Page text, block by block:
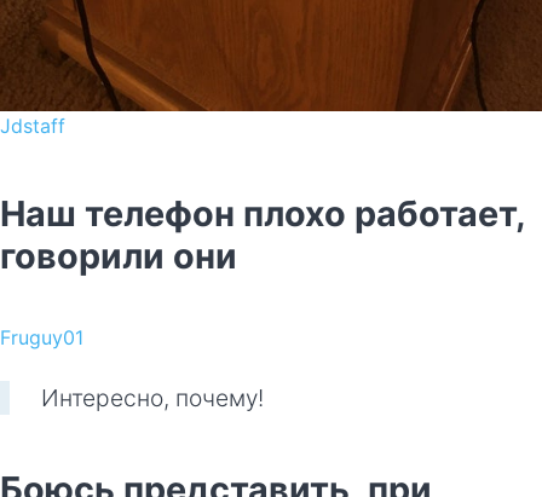
Jdstaff
Наш телефон плохо работает,
говорили они
Fruguy01
Интересно, почему!